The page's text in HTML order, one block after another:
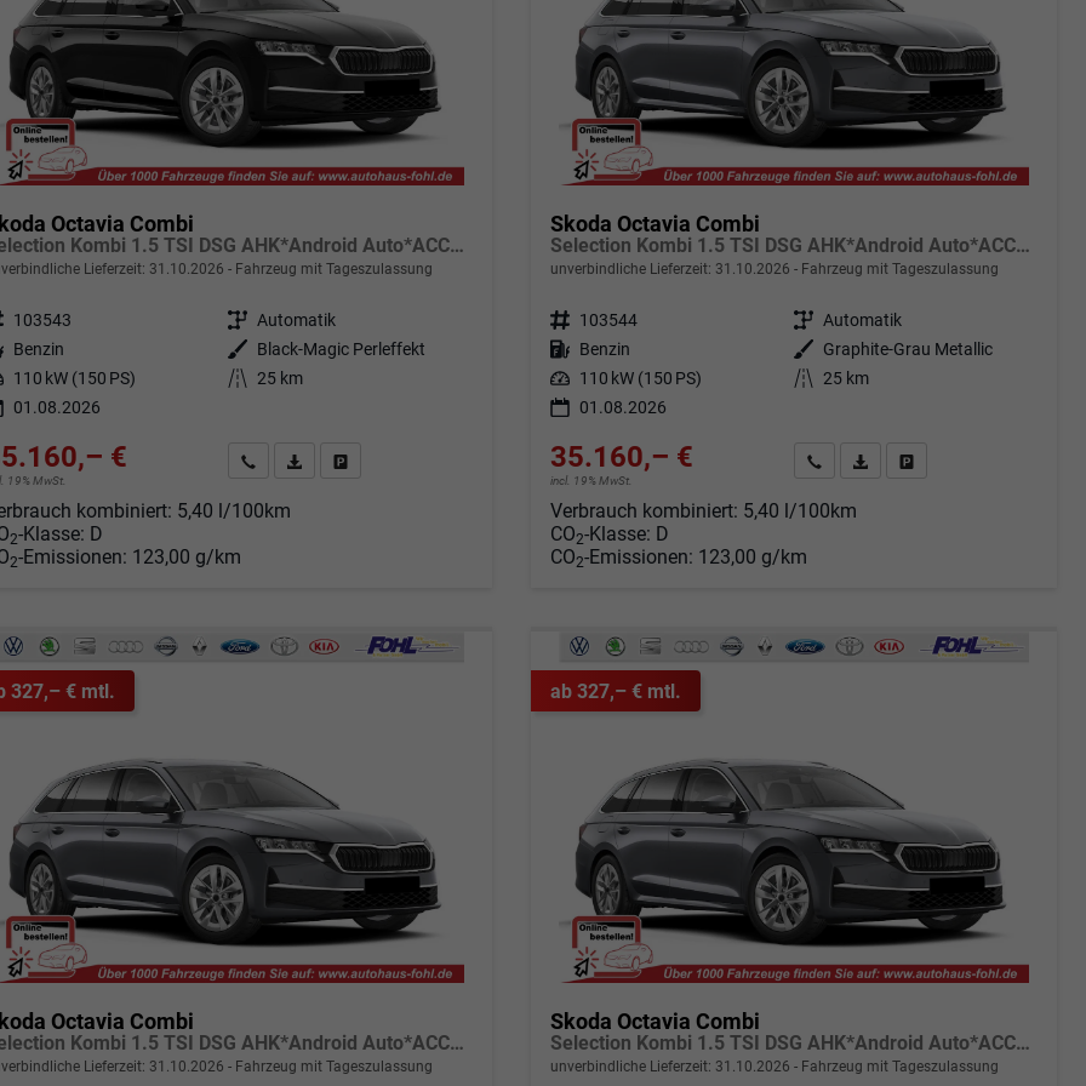
Octavia Combi
Selection Kombi 1.5 TSI DSG AHK*Android Auto*ACC*SHZ*E-Heck*Keyless*Kamera*2Z Klimaauto
Lieferzeit: 31.10.2026 Fahrzeug mit Tageszulassung
103543 Getriebe Automatik
Benzin Außenfarbe
Black-Magic Perleffekt
110 kW (150 PS) Kilometerstand 25 km
01.08.2026
€
19% MwSt.
Angebot anfordern
Fahrzeugexpose (PDF)
kombiniert: 5,40 l/100km
2-Klasse: D
2-Emissionen: 123,00 g/km
Skoda Octavia Combi
Selection Kombi 1.5 TSI DSG AHK*Android Auto*ACC*SHZ*E-Heck*Keyless*Kamera*2Z Klimaauto
unverbindliche Lieferzeit: 31.10.2026 Fahrzeug mit Tageszulassung
Fahrzeugnr. 103544 Getriebe Automatik
Kraftstoff Benzin Außenfarbe
Graphite-Grau Metallic
Leistung 110 kW (150 PS) Kilometerstand 25 km
01.08.2026
35.160,– €
incl. 19% MwSt.
Angebot anfordern
Fahrzeugexpose (PDF)
Fahrzeug parken
Verbrauch kombiniert: 5,40 l/100km
CO2-Klasse: D
CO2-Emissionen: 123,00 g/km
327,– € mtl.
Octavia Combi
Selection Kombi 1.5 TSI DSG AHK*Android Auto*ACC*SHZ*E-Heck*Keyless*Kamera*2Z Klimaauto
Lieferzeit: 31.10.2026 Fahrzeug mit Tageszulassung
ab 327,– € mtl.
Skoda Octavia Combi
Selection Kombi 1.5 TSI DSG AHK*Android Auto*ACC*SHZ*E-Heck*Keyless*Kamera*2Z Klimaauto
unverbindliche Lieferzeit: 31.10.2026 Fahrzeug mit Tageszulassung